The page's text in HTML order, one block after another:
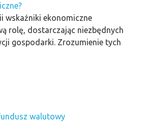
wskaźniki ekonomiczne
rolę, dostarczając niezbędnych
gospodarki. Zrozumienie tych
walutowy